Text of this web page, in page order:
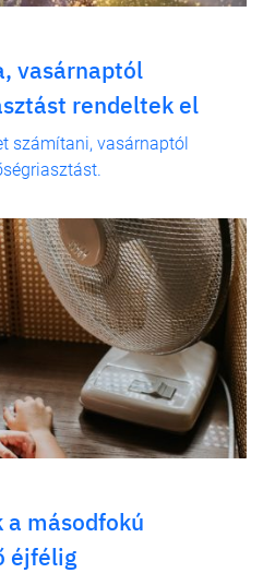
vasárnaptól
rendeltek el
számítani, vasárnaptól
másodfokú
éjfélig